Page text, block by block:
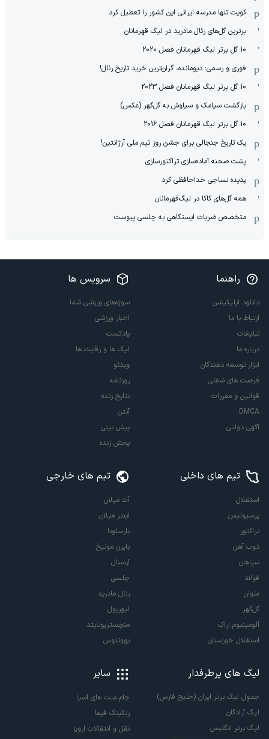
کویت تنها مدرسه ایرانی این کشور را تعطیل کرد
برترین گل‌های رئال مادرید در لیگ قهرمانان
10 گل برتر لیگ قهرمانان فصل 2020
فوری و رسمی: دیومانده، گران‌ترین خرید تاریخ رئال!
10 گل برتر لیگ قهرمانان فصل 2023
بازگشت سیامک و سیاوش به گل‌گهر (عکس)
10 گل برتر لیگ قهرمانان فصل 2016
یک تاریخ جنجالی برای جشن روز تیم ملی آرژانتین!
پشت صحنه آماده‌سازی تراکتورسازی
پدیده نساجی خداحافظی کرد
همه گل‌های کاکا در لیگ‌قهرمانان
متخصص ضربات ایستگاهی به چلسی پیوست
راهنما
دانلود اپلیکیشن
ارتباط با ما
تبلیغات
درباره ما
ابزار توسعه دهندگان
فرصت های شغلی
قوانین و مقررات
DMCA
آگهی دولتی
سرویس ها
سوژه‌های ورزشی شما
اخبار ورزشی
پادکست
لیگ ها و رقابت ها
ویدئو
روزنامه
نتایج زنده
آنتن
پیش بینی
پخش زنده
تیم های داخلی
استقلال
پرسپولیس
تراکتور
ذوب آهن
سپاهان
فولاد
ملوان
گل‌گهر
آلومینیوم اراک
استقلال خوزستان
تیم های خارجی
آث میلان
اینتر میلان
بارسلونا
بایرن مونیخ
آرسنال
چلسی
رئال مادرید
لیورپول
منچستریونایتد
یوونتوس
لیگ های پرطرفدار
جدول لیگ برتر ایران (خلیج فارس)
لیگ آزادگان
لیگ برتر انگلیس
سایر
جام ملت های آسیا
رنکینگ فیفا
نقل و انتقالات اروپا